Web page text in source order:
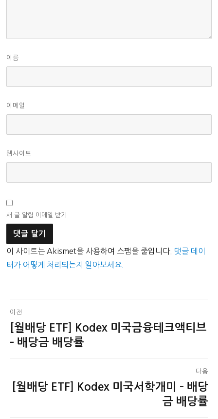
이름
이메일
웹사이트
새 글 알림 이메일 받기
이 사이트는 Akismet을 사용하여 스팸을 줄입니다. 댓글 데이
터가 어떻게 처리되는지 알아보세요.
글
탐
이전
이
전
[월배당 ETF] Kodex 미국금융테크액티브
– 배당금 배당률
다음
다[월배당 ETF] Kodex 미국서학개미 – 배당
금 배당률